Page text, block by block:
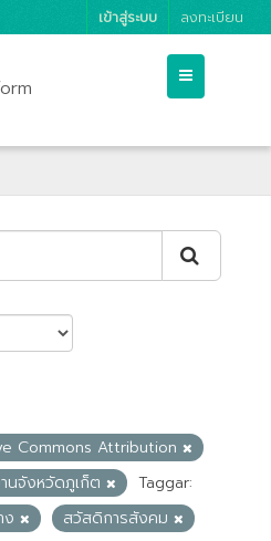
เข้าสู่ระบบ ลงทะเบียน
Commons Attribution
นจังหวัดภูเก็ต
Taggar:
ง
สวัสดิการสังคม